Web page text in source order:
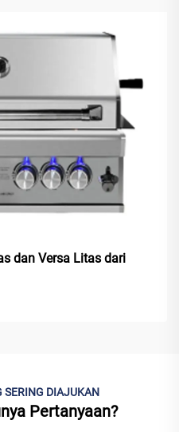
dan Versa Litas dari
SERING DIAJUKAN
Pertanyaan?